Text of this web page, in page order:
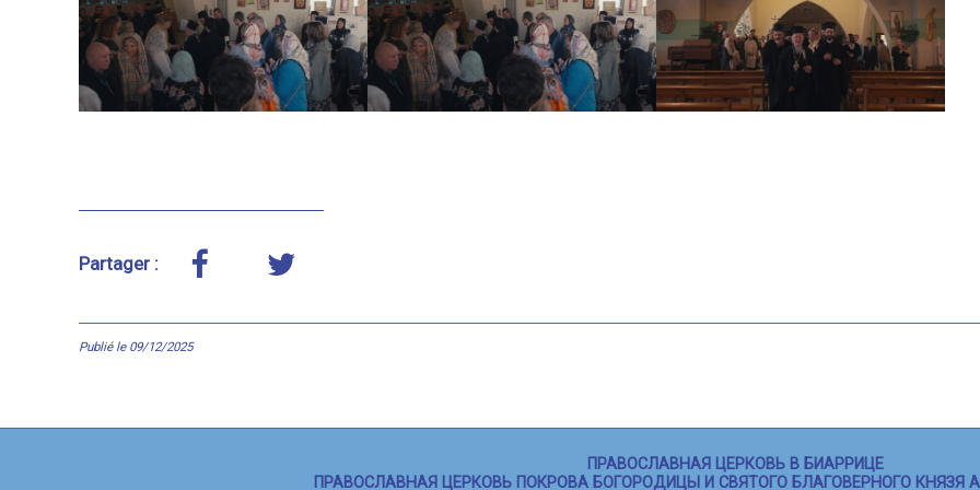
Partager :
Publié le 09/12/2025
ПРАВОСЛАВНАЯ ЦЕРКОВЬ В БИАРРИЦЕ
ПРАВОСЛАВНАЯ ЦЕРКОВЬ ПОКРОВА БОГОРОДИЦЫ И СВЯТОГО БЛАГОВЕРНОГО КНЯЗЯ